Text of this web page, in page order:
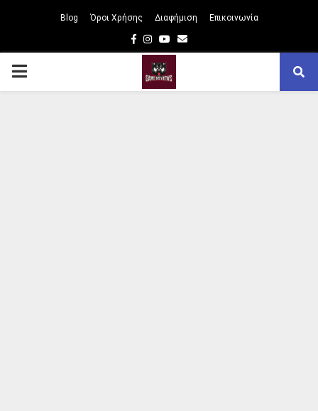
Blog Όροι Χρήσης Διαφήμιση Επικοινωνία
Facebook
Instagram
Youtube
Email
PRIMARY